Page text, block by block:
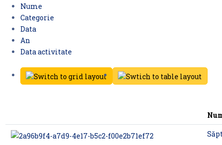
Nume
Categorie
Data
An
Data activitate